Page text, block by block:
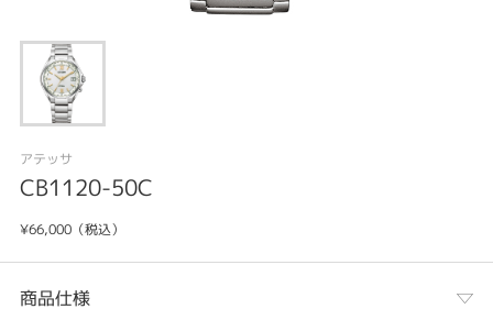
アテッサ
CB1120-50C
¥66,000（税込）
商品仕様